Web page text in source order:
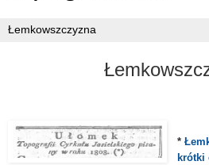
*
krótki